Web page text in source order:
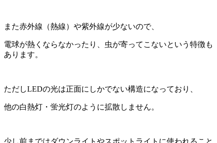
また赤外線（熱線）や紫外線が少ないので、
電球が熱くならなかったり、虫が寄ってこないという特徴も
あります。
ただしLEDの光は正面にしかでない構造になっており、
他の白熱灯・蛍光灯のように拡散しません。